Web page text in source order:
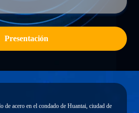
Presentación
de acero en el condado de Huantai, ciudad de